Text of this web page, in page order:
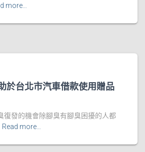
more…
於台北市汽車借款使用贈品
復發的機會除腳臭有腳臭困擾的人都
Read more…